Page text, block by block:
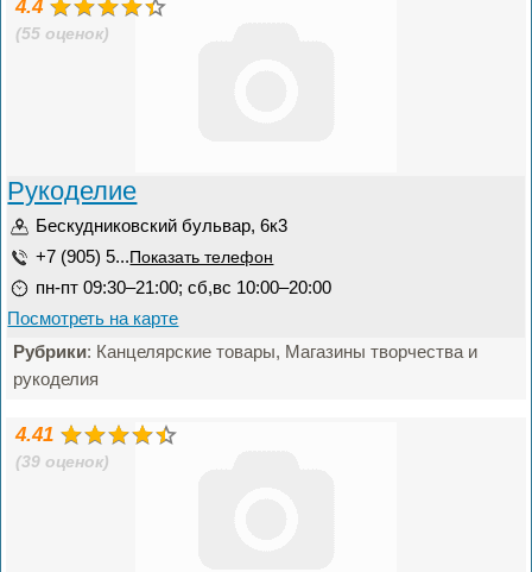
4.4
(55 оценок)
Рукоделие
Бескудниковский бульвар, 6к3
+7 (905) 5... Показать телефон
пн-пт 09:30–21:00; сб,вс 10:00–20:00
Посмотреть на карте
Рубрики: Канцелярские товары, Магазины творчества и
рукоделия
4.41
(39 оценок)